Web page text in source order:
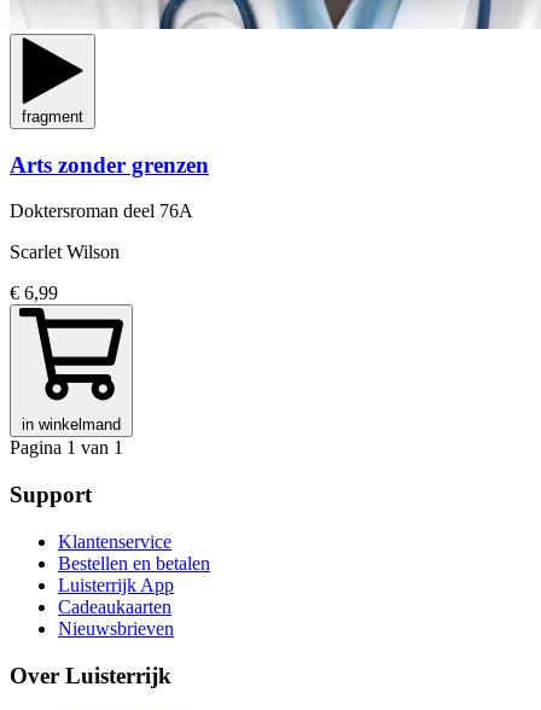
fragment
Arts zonder grenzen
Doktersroman deel 76A
Scarlet Wilson
€ 6,99
in winkelmand
Pagina 1 van 1
Support
Klantenservice
Bestellen en betalen
Luisterrijk App
Cadeaukaarten
Nieuwsbrieven
Over Luisterrijk